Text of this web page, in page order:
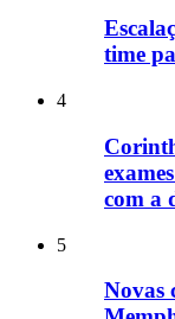
time
4
com a
5
Novas